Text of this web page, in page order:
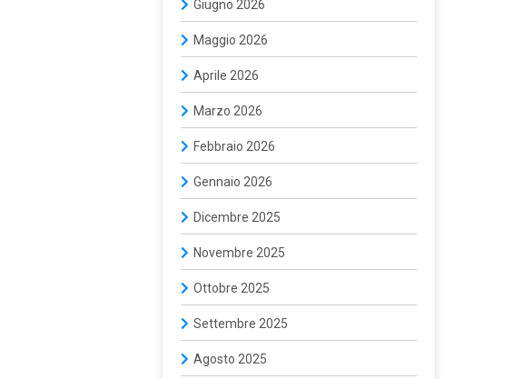
Giugno 2026
Maggio 2026
Aprile 2026
Marzo 2026
Febbraio 2026
Gennaio 2026
Dicembre 2025
Novembre 2025
Ottobre 2025
Settembre 2025
Agosto 2025